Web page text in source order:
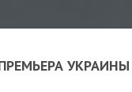
УКРАИНЫ